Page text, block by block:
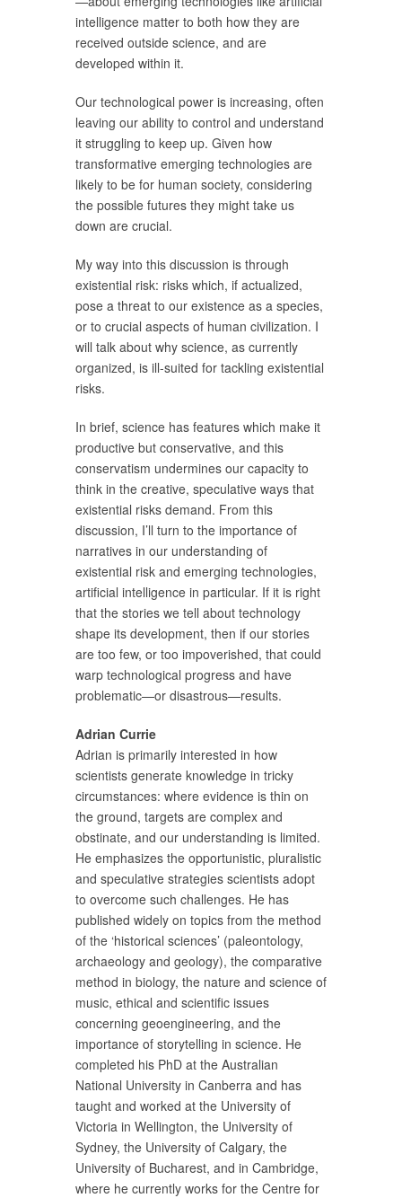
intelligence matter to both how they are
received outside science, and are
developed within it.
Our technological power is increasing, often
leaving our ability to control and understand
it struggling to keep up. Given how
transformative emerging technologies are
likely to be for human society, considering
the possible futures they might take us
down are crucial.
My way into this discussion is through
existential risk: risks which, if actualized,
pose a threat to our existence as a species,
or to crucial aspects of human civilization. I
will talk about why science, as currently
organized, is ill-suited for tackling existential
risks.
In brief, science has features which make it
productive but conservative, and this
conservatism undermines our capacity to
think in the creative, speculative ways that
existential risks demand. From this
discussion, I’ll turn to the importance of
narratives in our understanding of
existential risk and emerging technologies,
artificial intelligence in particular. If it is right
that the stories we tell about technology
shape its development, then if our stories
are too few, or too impoverished, that could
warp technological progress and have
problematic—or disastrous—results.
Adrian Currie
Adrian is primarily interested in how
scientists generate knowledge in tricky
circumstances: where evidence is thin on
the ground, targets are complex and
obstinate, and our understanding is limited.
He emphasizes the opportunistic, pluralistic
and speculative strategies scientists adopt
to overcome such challenges. He has
published widely on topics from the method
of the ‘historical sciences’ (paleontology,
archaeology and geology), the comparative
method in biology, the nature and science of
music, ethical and scientific issues
concerning geoengineering, and the
importance of storytelling in science. He
completed his PhD at the Australian
National University in Canberra and has
taught and worked at the University of
Victoria in Wellington, the University of
Sydney, the University of Calgary, the
University of Bucharest, and in Cambridge,
where he currently works for the Centre for